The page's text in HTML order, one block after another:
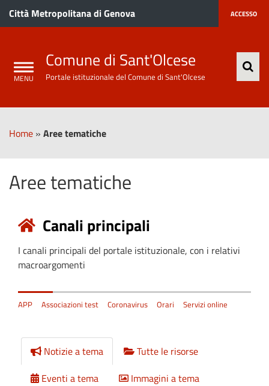
Città Metropolitana di Genova ACCESSO
Comune di Sant'Olcese
Portale istituzionale del Comune di Sant'Olcese
Home » Aree tematiche
Aree tematiche
Canali principali
I canali principali del portale istituzionale, con i relativi
macroargomenti
APP Associazioni test Coronavirus Orari Servizi online
Notizie a tema
Tutte le risorse
Eventi a tema
Immagini a tema